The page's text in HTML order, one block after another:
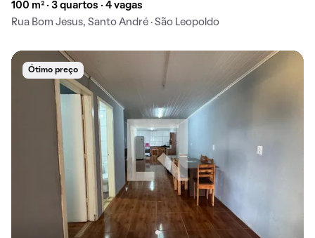
100 m² · 3 quartos · 4 vagas
Rua Bom Jesus, Santo André · São Leopoldo
Ótimo preço